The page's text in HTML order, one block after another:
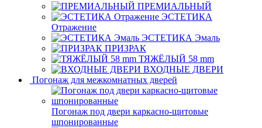
ПРЕМИАЛЬНЫЙ
ЭСТЕТИКА
Отражение
ЭСТЕТИКА Эмаль
ПРИЗРАК
ТЯЖЁЛЫЙ 58 mm
ВХОДНЫЕ ДВЕРИ
Погонаж для межкомнатных дверей
Погонаж под двери каркасно-щитовые
шпонированные